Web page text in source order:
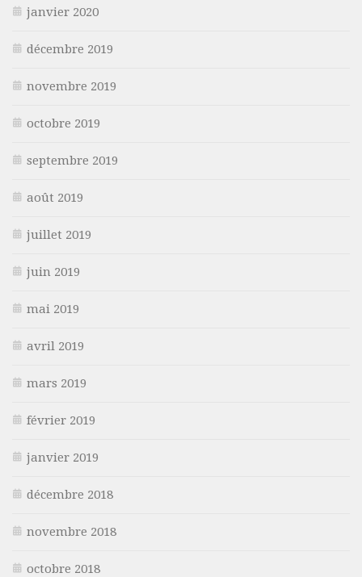
janvier 2020
décembre 2019
novembre 2019
octobre 2019
septembre 2019
août 2019
juillet 2019
juin 2019
mai 2019
avril 2019
mars 2019
février 2019
janvier 2019
décembre 2018
novembre 2018
octobre 2018